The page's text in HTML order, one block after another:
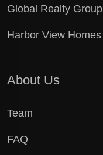
Global Realty Group
Harbor View Homes
About Us
Team
FAQ